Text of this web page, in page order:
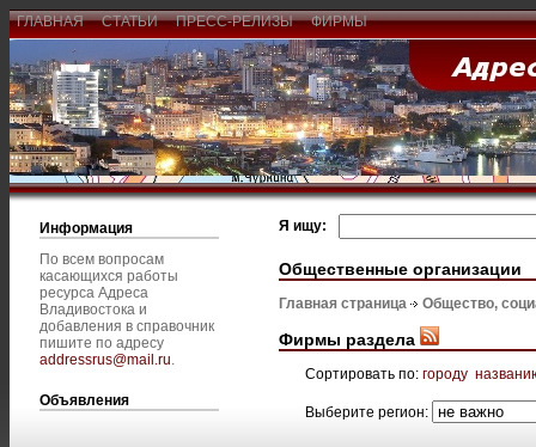
ГЛАВНАЯ СТАТЬИ ПРЕСС-РЕЛИЗЫ ФИРМЫ
Информация
По всем вопросам
касающихся работы
ресурса Адреса
Владивостока и
добавления в справочник
пишите по адресу
addressrus@mail.ru.
Объявления
Я ищу:
Общественные организации
Главная страница Общество,
Фирмы раздела
Сортировать по: городу
Выберите регион: